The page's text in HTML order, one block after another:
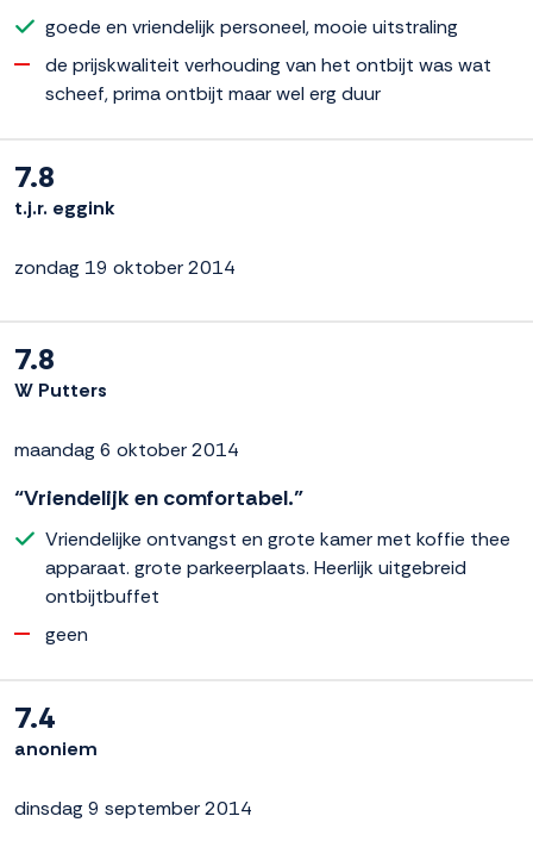
goede en vriendelijk personeel, mooie uitstraling
de prijskwaliteit verhouding van het ontbijt was wat
scheef, prima ontbijt maar wel erg duur
7.8
t.j.r. eggink
zondag 19 oktober 2014
7.8
W Putters
maandag 6 oktober 2014
“Vriendelijk en comfortabel.”
Vriendelijke ontvangst en grote kamer met koffie thee
apparaat. grote parkeerplaats. Heerlijk uitgebreid
ontbijtbuffet
geen
7.4
anoniem
dinsdag 9 september 2014